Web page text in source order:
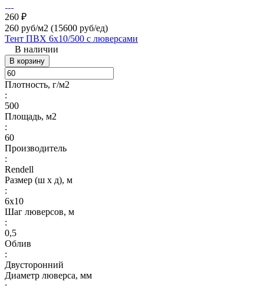
260 ₽
260 руб/м2 (15600 руб/eд)
Тент ПВХ 6х10/500 с люверсами
В наличии
В корзину
Плотность, г/м2
:
500
Площадь, м2
:
60
Производитель
:
Rendell
Размер (ш х д), м
:
6х10
Шаг люверсов, м
:
0,5
Облив
:
Двусторонний
Диаметр люверса, мм
: